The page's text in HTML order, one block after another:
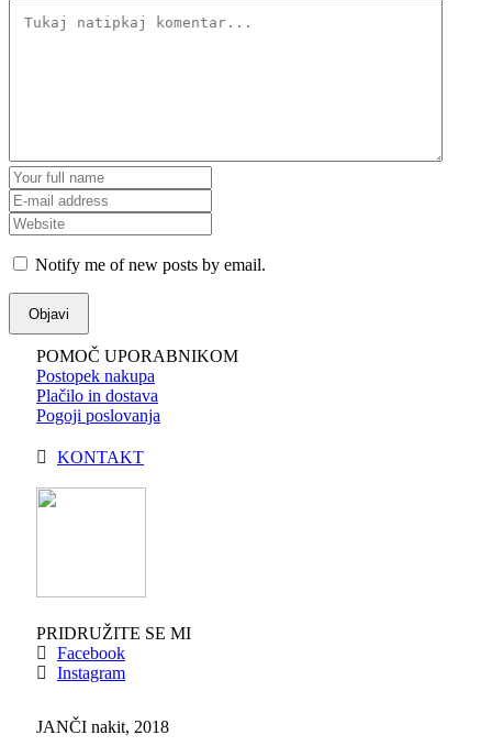
Notify me of new posts by email.
POMOČ UPORABNIKOM
Postopek nakupa
Plačilo in dostava
Pogoji poslovanja
KONTAKT
PRIDRUŽITE SE MI
Facebook
Instagram
JANČI nakit, 2018